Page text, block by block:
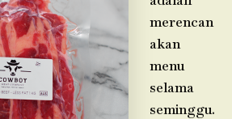
merencan
akan
menu
selama
seminggu.